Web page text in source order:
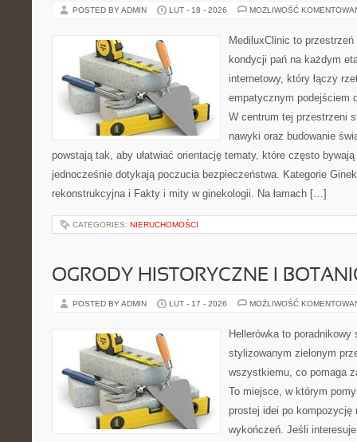
POSTED BY ADMIN LUT - 18 - 2026 MOŻLIWOŚĆ
MediluxClinic to
kondycji pań na każdym
internetowy, który łączy
empatycznym podejściem
W centrum tej przestrzeni
nawyki oraz budowanie
powstają tak, aby ułatwiać orientację tematy, które często bywają
jednocześnie dotykają poczucia bezpieczeństwa. Kategorie
rekonstrukcyjna i Fakty i mity w ginekologii. Na łamach […]
CATEGORIES: NIERUCHOMOŚCI
OGRODY HISTORYCZNE I
POSTED BY ADMIN LUT - 17 - 2026 MOŻLIWOŚĆ
Hellerówka to poradnikowy
stylizowanym zielonym
wszystkiemu, co pomaga
To miejsce, w którym
prostej idei po kompozycję
wykończeń. Jeśli